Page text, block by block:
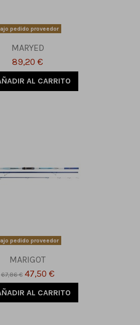
pedido proveedor
MARYED
89,20 €
AL CARRITO
pedido proveedor
MARIGOT
67,86 € 47,50 €
AL CARRITO